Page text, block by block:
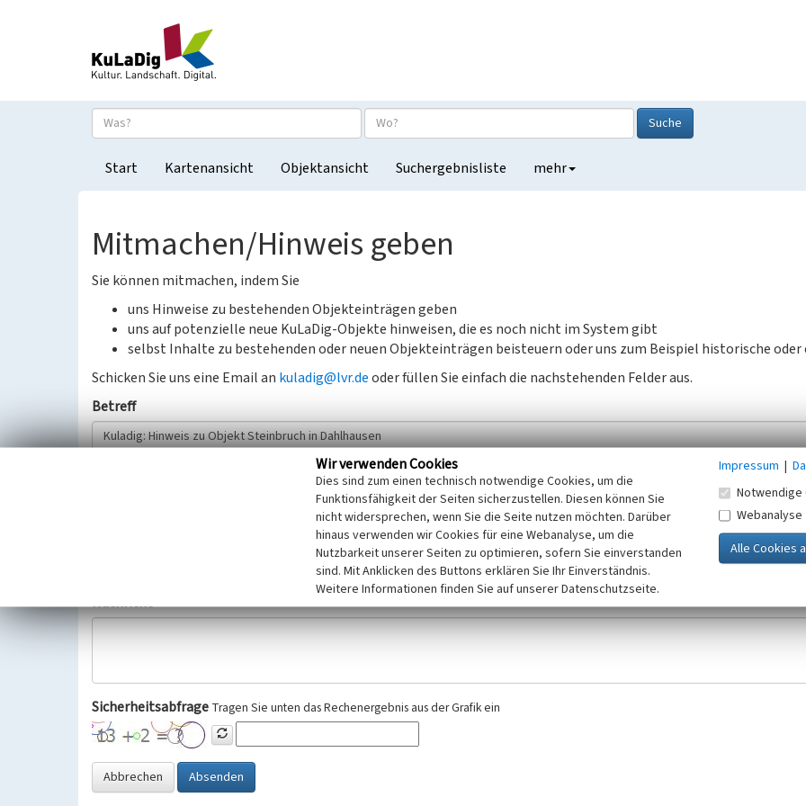
Suche
Start Kartenansicht Objektansicht Suchergebnisliste mehr
Mitmachen/Hinweis geben
Sie können mitmachen, indem Sie
uns Hinweise zu bestehenden Objekteinträgen geben
uns auf potenzielle neue KuLaDig-Objekte hinweisen, die es noch nicht im System gibt
selbst Inhalte zu bestehenden oder neuen Objekteinträgen beisteuern oder uns zum Beispiel historische oder
Schicken Sie uns eine Email an kuladig@lvr.deoder füllen Sie einfach die nachstehenden Felder aus.
Betreff
Wir bitten Sie um freiwillige Angabe Ihres Namens und Ihrer E-Mail-Adresse. Ihre Angaben werden ausschließlich im Rahmen der KuLaDig-
Selbstverständlich werden diese entsprechend der Vorschriften des Telemediengesetzes, des Datenschutzgesetzes NRW und der seit
Datenschutzgrundverordnung (EU-DSGVO) vertraulich behandelt, beachten Sie bitte unsere Hinweise zumDatenschutz
Nachricht
Sicherheitsabfrage Tragen Sie unten das Rechenergebnis aus der Grafik ein
Abbrechen Absenden
Wir verwenden Cookies
Dies sind zum einen technisch notwendige Cookies, um die
Funktionsfähigkeit der Seiten sicherzustellen. Diesen können Sie
nicht widersprechen, wenn Sie die Seite nutzen möchten. Darüber
hinaus verwenden wir Cookies für eine Webanalyse, um die
Nutzbarkeit unserer Seiten zu optimieren, sofern Sie einverstanden
sind. Mit Anklicken des Buttons erklären Sie Ihr Einverständnis.
Weitere Informationen finden Sie auf unserer Datenschutzseite.
Impressum |
Notwendige
Webanalyse